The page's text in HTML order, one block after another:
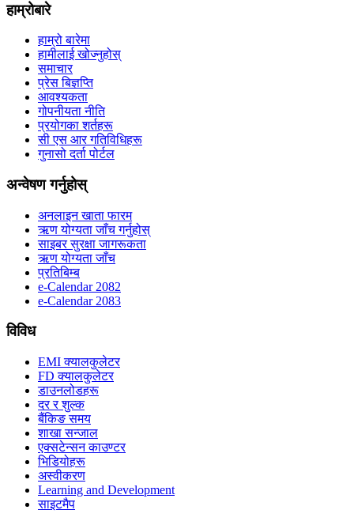
हाम्रोबारे
हाम्रो बारेमा
हामीलाई खोज्नुहोस्
समाचार
प्रेस बिज्ञप्ति
आवश्यकता
गोपनीयता नीति
प्रयोगका शर्तहरू
सी एस आर गतिविधिहरू
गुनासो दर्ता पोर्टल
अन्वेषण गर्नुहोस्
अनलाइन खाता फारम
ऋण योग्यता जाँच गर्नुहोस्
साइबर सुरक्षा जागरूकता
ऋण योग्यता जाँच
प्रतिबिम्ब
e-Calendar 2082
e-Calendar 2083
विविध
EMI क्यालकुलेटर
FD क्यालकुलेटर
डाउनलोडहरू
दर र शुल्क
बैंकिङ समय
शाखा सन्जाल
एक्सटेन्सन काउण्टर
भिडियोहरू
अस्वीकरण
Learning and Development
साइटमैप